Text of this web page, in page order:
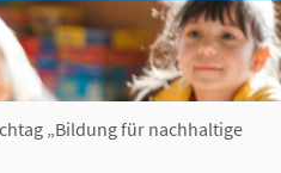
„Bildung für nachhaltige